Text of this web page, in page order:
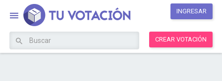
INGRESAR
CREAR VOTACIÓN